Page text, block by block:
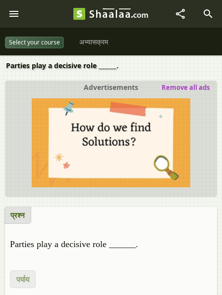
Select your course अभ्यासक्रम
Parties play a decisive role ______.
Advertisements Remove all ads
प्रश्न
Parties play a decisive role ______.
पर्याय